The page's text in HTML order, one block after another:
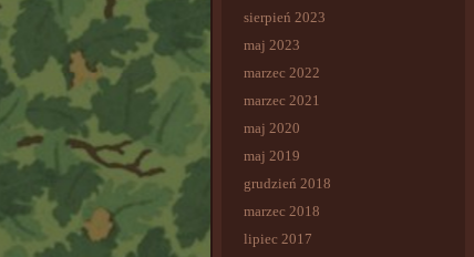
sierpień 2023
maj 2023
marzec 2022
marzec 2021
maj 2020
maj 2019
grudzień 2018
marzec 2018
lipiec 2017